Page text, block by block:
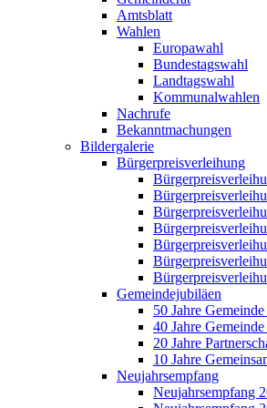
Amtsblatt
Wahlen
Europawahl
Bundestagswahl
Landtagswahl
Kommunalwahlen
Nachrufe
Bekanntmachungen
Bildergalerie
Bürgerpreisverleihung
Gemeindejubiläen
50 Jahre
40 Jahre
20 Jahre
10 Jahre
Neujahrsempfang
Neujahrsempfang